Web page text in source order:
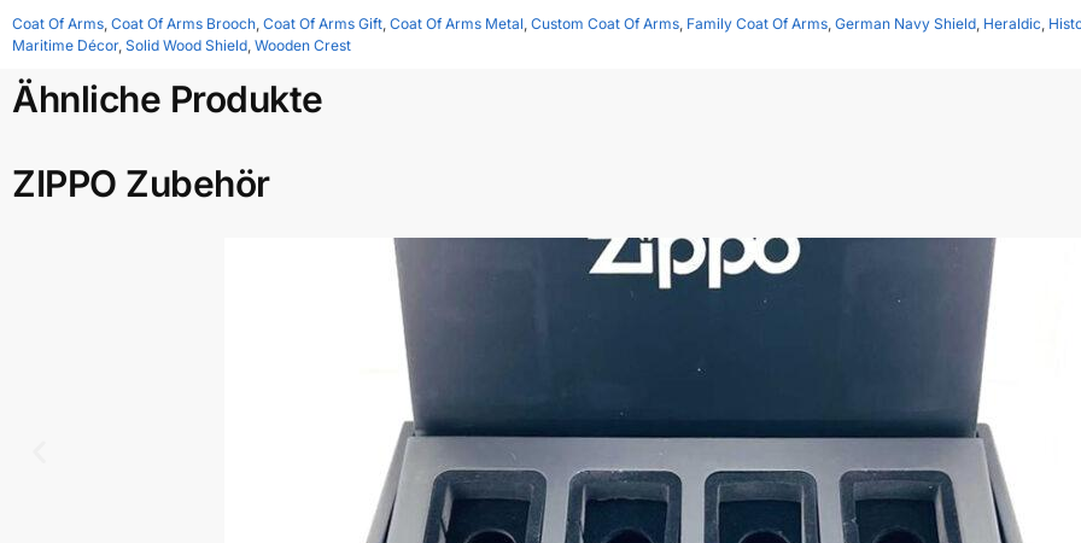
Coat Of Arms Coat Of Arms Brooch Coat Of Arms Gift Coat Of Arms Metal Custom Coat Of Arms Family Coat Of Arms German Navy Shield Heraldic
Maritime Décor, Solid Wood Shield Wooden Crest
Ähnliche Produkte
ZIPPO Zubehör